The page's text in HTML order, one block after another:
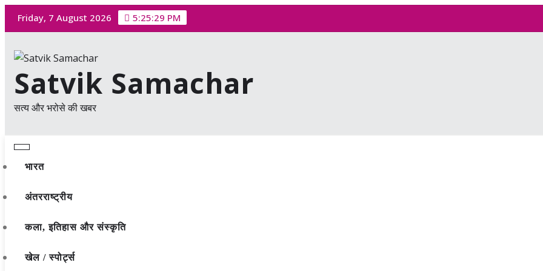
SkipFriday, 7 August 2026 5:25:30 PM
Satvik Samachar
सत्य और भरोसे की खबर
भारत
अंतरराष्ट्रीय
कला, इतिहास और संस्कृति
खेल / स्पोर्ट्स